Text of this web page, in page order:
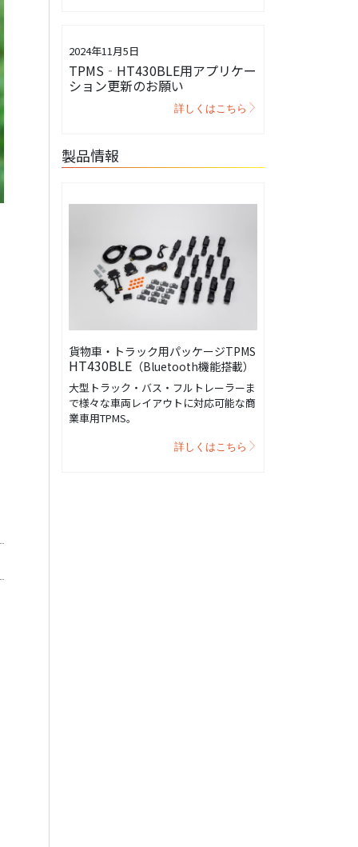
2024年11月5日
TPMS‐HT430BLE用アプリケー
ション更新のお願い
詳しくはこちら
製品情報
貨物車・トラック用パッケージTPMS
HT430BLE（Bluetooth機能搭載）
大型トラック・バス・フルトレーラーま
で様々な車両レイアウトに対応可能な商
業車用TPMS。
詳しくはこちら